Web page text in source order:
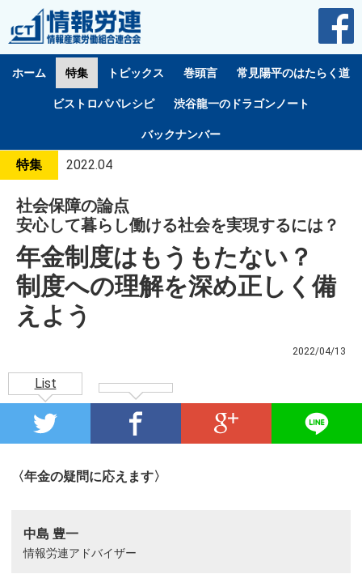
ホーム 特集 トピックス 巻頭言 常見陽平のはたらく道
ビストロパパレシピ 渋谷龍一のドラゴンノート
バックナンバー
特集 2022.04
社会保障の論点
安心して暮らし働ける社会を実現するには？
年金制度はもうもたない？
制度への理解を深め正しく備
えよう
2022/04/13
List
〈年金の疑問に応えます〉
中島 豊一
情報労連アドバイザー